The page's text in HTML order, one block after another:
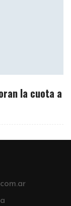
la cuota a